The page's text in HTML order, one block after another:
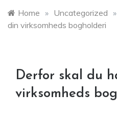
Home » Uncategorized »
din virksomheds bogholderi
Derfor skal du
virksomheds